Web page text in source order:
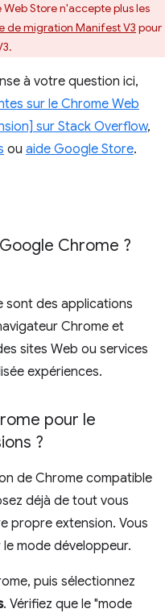
Web Store n'accepte plus les
de migration Manifest V3 pour
à votre question ici,
sur le Chrome Web
sur Stack Overflow,
ou aide Google Store.
Chrome ?
sont des applications
Chrome et
sites Web ou services
expériences.
pour le
?
de Chrome compatible
déjà de tout vous
propre extension. Vous
mode développeur.
puis sélectionnez
. Vérifiez que le "mode